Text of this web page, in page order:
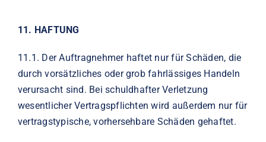
11. HAFTUNG
11.1. Der Auftragnehmer haftet nur für Schäden, die
durch vorsätzliches oder grob fahrlässiges Handeln
verursacht sind. Bei schuldhafter Verletzung
wesentlicher Vertragspflichten wird außerdem nur für
vertragstypische, vorhersehbare Schäden gehaftet.